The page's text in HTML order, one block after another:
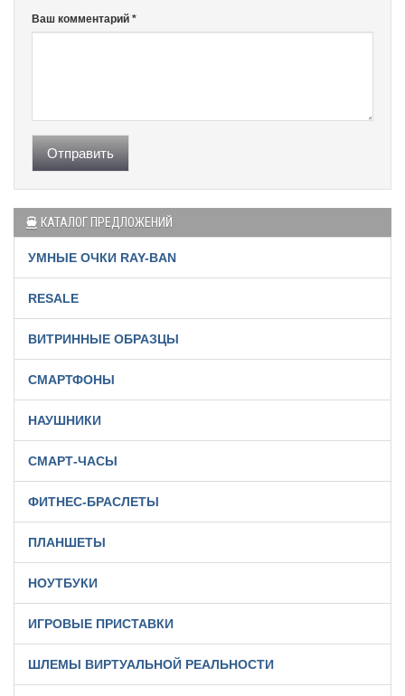
Ваш комментарий *
Отправить
КАТАЛОГ ПРЕДЛОЖЕНИЙ
УМНЫЕ ОЧКИ RAY-BAN
RESALE
ВИТРИННЫЕ ОБРАЗЦЫ
СМАРТФОНЫ
НАУШНИКИ
СМАРТ-ЧАСЫ
ФИТНЕС-БРАСЛЕТЫ
ПЛАНШЕТЫ
НОУТБУКИ
ИГРОВЫЕ ПРИСТАВКИ
ШЛЕМЫ ВИРТУАЛЬНОЙ РЕАЛЬНОСТИ